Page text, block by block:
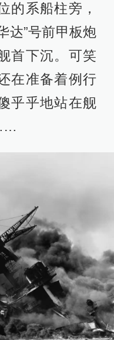
的系船柱旁，
达”号前甲板炮
首下沉。可笑
在准备着例行
乎乎地站在舰